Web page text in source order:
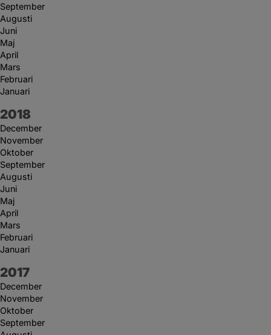
September
Augusti
Juni
Maj
April
Mars
Februari
Januari
År:
2018
December
November
Oktober
September
Augusti
Juni
Maj
April
Mars
Februari
Januari
År:
2017
December
November
Oktober
September